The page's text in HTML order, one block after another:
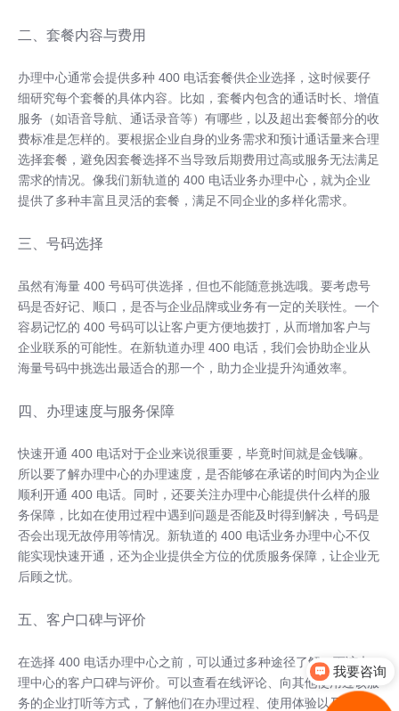
二、套餐内容与费用
办理中心通常会提供多种 400 电话套餐供企业选择，这时候要仔
细研究每个套餐的具体内容。比如，套餐内包含的通话时长、增值
服务（如语音导航、通话录音等）有哪些，以及超出套餐部分的收
费标准是怎样的。要根据企业自身的业务需求和预计通话量来合理
选择套餐，避免因套餐选择不当导致后期费用过高或服务无法满足
需求的情况。像我们新轨道的 400 电话业务办理中心，就为企业
提供了多种丰富且灵活的套餐，满足不同企业的多样化需求。
三、号码选择
虽然有海量 400 号码可供选择，但也不能随意挑选哦。要考虑号
码是否好记、顺口，是否与企业品牌或业务有一定的关联性。一个
容易记忆的 400 号码可以让客户更方便地拨打，从而增加客户与
企业联系的可能性。在新轨道办理 400 电话，我们会协助企业从
海量号码中挑选出最适合的那一个，助力企业提升沟通效率。
四、办理速度与服务保障
快速开通 400 电话对于企业来说很重要，毕竟时间就是金钱嘛。
所以要了解办理中心的办理速度，是否能够在承诺的时间内为企业
顺利开通 400 电话。同时，还要关注办理中心能提供什么样的服
务保障，比如在使用过程中遇到问题是否能及时得到解决，号码是
否会出现无故停用等情况。新轨道的 400 电话业务办理中心不仅
能实现快速开通，还为企业提供全方位的优质服务保障，让企业无
后顾之忧。
五、客户口碑与评价
在选择 400 电话办理中心之前，可以通过多种途径了解一下该办
理中心的客户口碑与评价。可以查看在线评论、向其他使用过该服
务的企业打听等方式，了解他们在办理过程、使用体验以及后续服
我要咨询